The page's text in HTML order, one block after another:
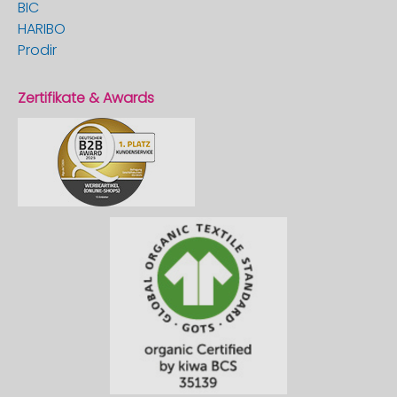
BIC
HARIBO
Prodir
Zertifikate & Awards